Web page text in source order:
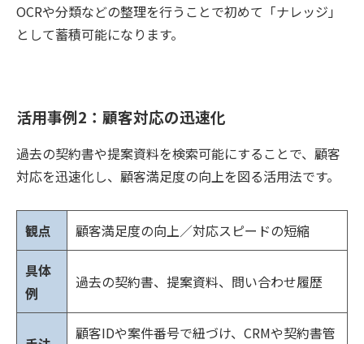
OCRや分類などの整理を行うことで初めて「ナレッジ」
として蓄積可能になります。
活用事例2：顧客対応の迅速化
過去の契約書や提案資料を検索可能にすることで、顧客
対応を迅速化し、顧客満足度の向上を図る活用法です。
観点 顧客満足度の向上／対応スピードの短縮
具体
例
過去の契約書、提案資料、問い合わせ履歴
顧客IDや案件番号で紐づけ、CRMや契約書管